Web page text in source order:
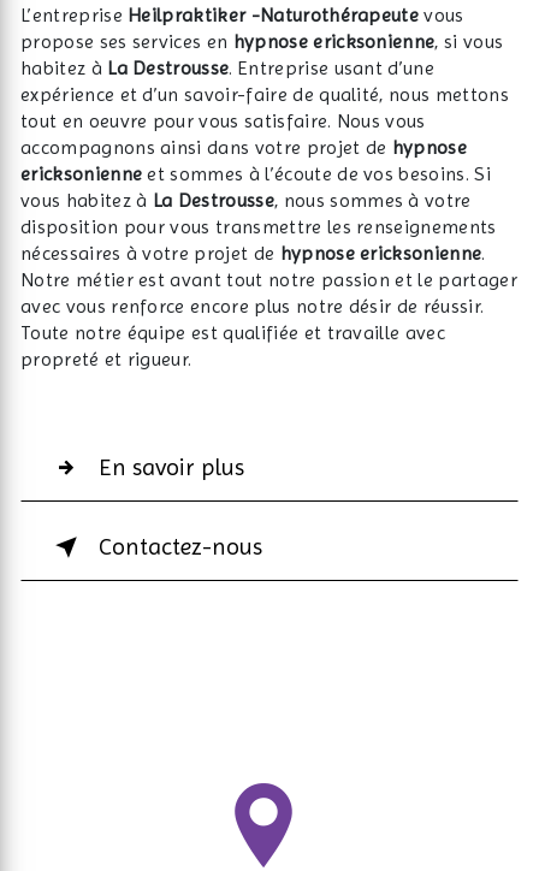
L’entreprise Heilpraktiker -Naturothérapeute vous
propose ses services en hypnose ericksonienne, si vous
habitez à La Destrousse. Entreprise usant d’une
expérience et d’un savoir-faire de qualité, nous mettons
tout en oeuvre pour vous satisfaire. Nous vous
accompagnons ainsi dans votre projet de hypnose
ericksonienne et sommes à l’écoute de vos besoins. Si
vous habitez à La Destrousse, nous sommes à votre
disposition pour vous transmettre les renseignements
nécessaires à votre projet de hypnose ericksonienne.
Notre métier est avant tout notre passion et le partager
avec vous renforce encore plus notre désir de réussir.
Toute notre équipe est qualifiée et travaille avec
propreté et rigueur.
En savoir plus
Contactez-nous